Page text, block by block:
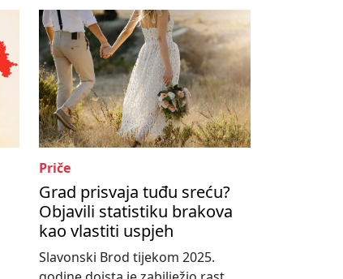
Priče
Grad prisvaja tuđu sreću?
Objavili statistiku brakova
kao vlastiti uspjeh
Slavonski Brod tijekom 2025.